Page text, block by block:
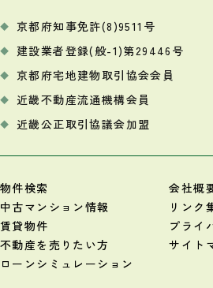
京都府知事免許(8)9511号
建設業者登録(般-1)第29446号
京都府宅地建物取引協会会員
近畿不動産流通機構会員
近畿公正取引協議会加盟
物件検索
中古マンション情報
賃貸物件
不動産を売りたい方
ローンシミュレーション
会社概
リンク
プライ
サイト